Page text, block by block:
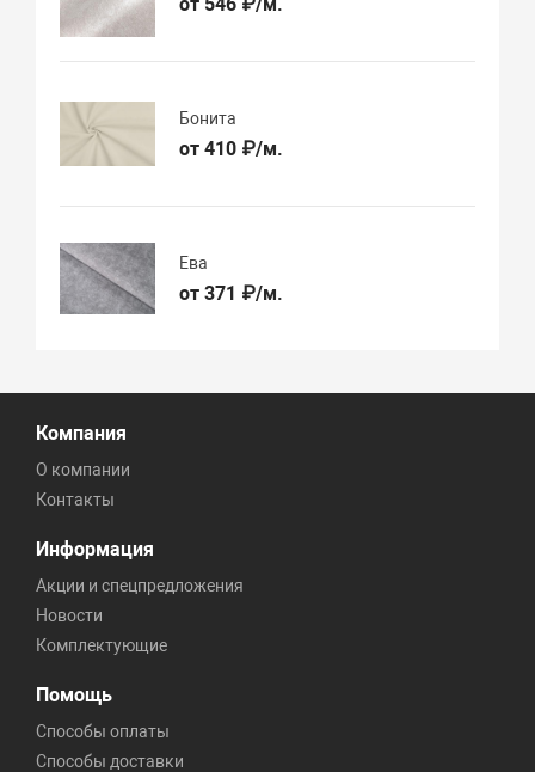
от 546 ₽/м.
Бонита
от 410 ₽/м.
Ева
от 371 ₽/м.
Компания
О компании
Контакты
Информация
Акции и спецпредложения
Новости
Комплектующие
Помощь
Способы оплаты
Способы доставки